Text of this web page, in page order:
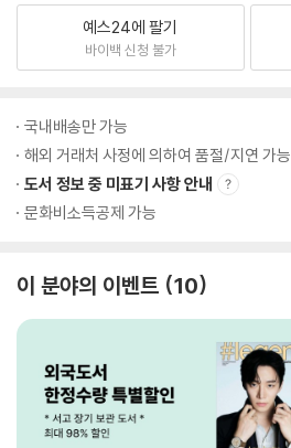
예스24에 팔기
바이백 신청 불가
국내배송만 가능
해외 거래처 사정에 의하여 품절/지연 가능
도서 정보 중 미표기 사항 안내
문화비소득공제 가능
이 분야의 이벤트 10